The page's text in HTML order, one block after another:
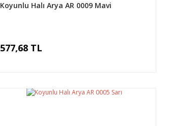
Koyunlu Halı Arya AR 0009 Mavi
577,68 TL